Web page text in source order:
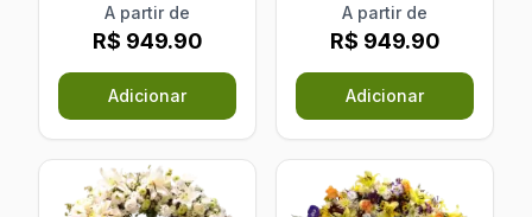
A partir de
R$ 949.90
Adicionar
A partir de
R$ 949.90
Adicionar